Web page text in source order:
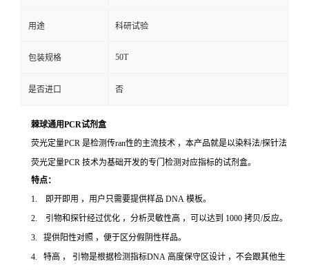
用途 科研试验
包装规格 50T
是否进口 否
棘球通用PCR试剂盒
荧光定量PCR 是检测传ran性的主流技术 ，本产品就是以染料法/探针法
荧光定量PCR 技术为基础开发的专门检测对应指标的试剂盒。
特点：
1. 即开即用 ，用户只需要提供样品 DNA 模板。
2. 引物和探针经过优化 ，分析灵敏性高 ，可以达到 1000 拷贝/反应。
3. 提供阳性对照 ，便于区分假阴性样品。
4. 特高 ， 引物是根据检测指标DNA 高度保守区设计 ，不会跟其他生